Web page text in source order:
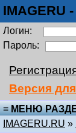
IMAGERU
Логин:
Пароль:
Версия
≡ МЕНЮ
IMAGERU.RU »